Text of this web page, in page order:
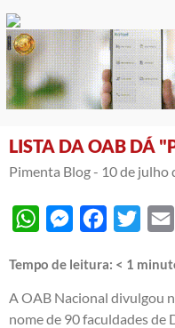
LISTA DA OAB DÁ
Pimenta Blog - 10 de julho
WhatsAppMessengerFacebook
Tempo de leitura: < 1
A OAB Nacional divulgou
nome de 90 faculdades